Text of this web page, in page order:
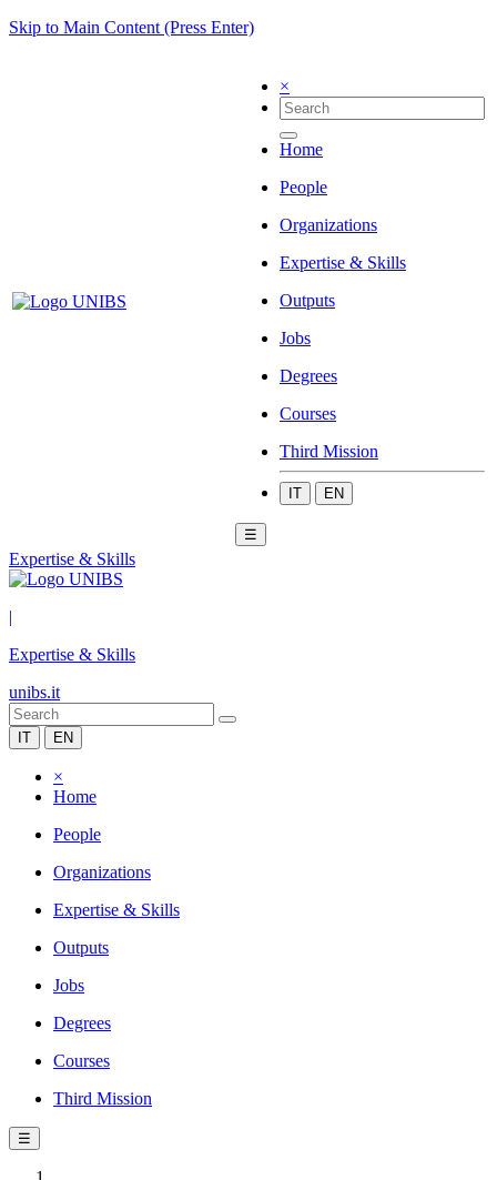
Skip to Main Content (Press Enter)
×
Home
People
Organizations
Expertise & Skills
Outputs
Jobs
Degrees
Courses
Third Mission
IT EN
☰
Expertise & Skills
|
Expertise & Skills
unibs.it
IT EN
×
Home
People
Organizations
Expertise & Skills
Outputs
Jobs
Degrees
Courses
Third Mission
☰